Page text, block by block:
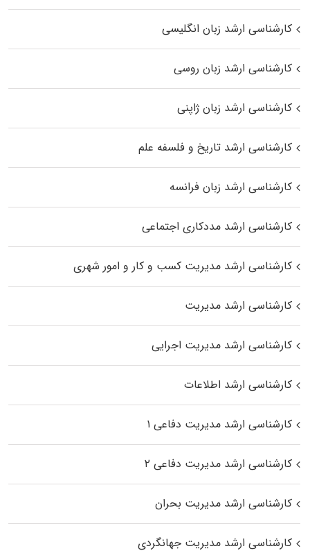
کارشناسی ارشد زبان انگلیسی
کارشناسی ارشد زبان روسی
کارشناسی ارشد زبان ژاپنی
کارشناسی ارشد تاریخ و فلسفه علم
کارشناسی ارشد زبان فرانسه
کارشناسی ارشد مددکاری اجتماعی
کارشناسی ارشد مدیریت کسب و کار و امور شهری
کارشناسی ارشد مدیریت
کارشناسی ارشد مدیریت اجرایی
کارشناسی ارشد اطلاعات
کارشناسی ارشد مدیریت دفاعی ۱
کارشناسی ارشد مدیریت دفاعی ۲
کارشناسی ارشد مدیریت بحران
کارشناسی ارشد مدیریت جهانگردی